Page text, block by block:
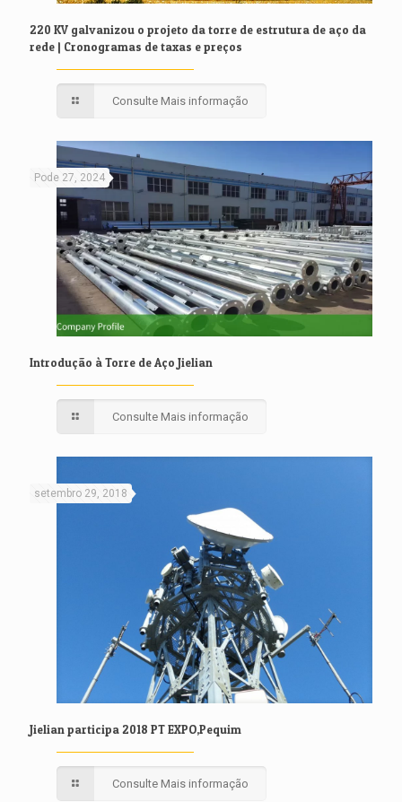
220 KV galvanizou o projeto da torre de estrutura de aço da
rede | Cronogramas de taxas e preços
Consulte Mais informação
Pode 27, 2024
Introdução à Torre de Aço Jielian
Consulte Mais informação
setembro 29, 2018
Jielian participa 2018 PT EXPO,Pequim
Consulte Mais informação